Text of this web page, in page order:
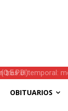
el temporal:
OBITUARIOS